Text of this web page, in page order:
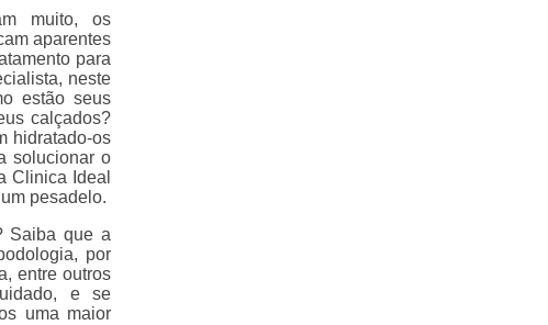
muito, os
aparentes
para
neste
estão seus
calçados?
hidratado-os
solucionar o
Clinica Ideal
pesadelo.
Saiba que a
por
entre outros
e se
uma maior